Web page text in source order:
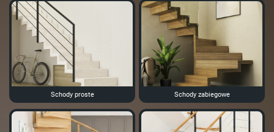
Schody proste Schody zabiegowe